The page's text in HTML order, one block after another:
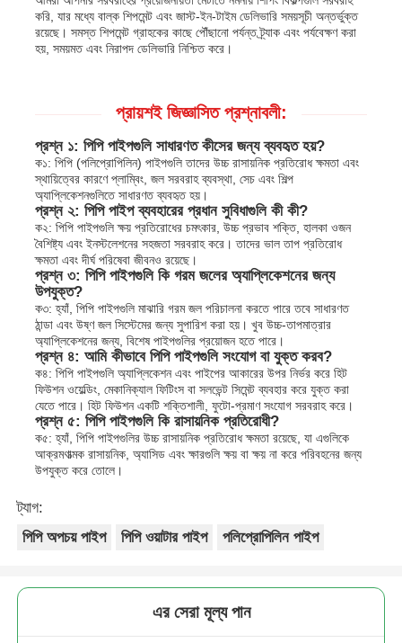
করি, যার মধ্যে বাল্ক শিপমেন্ট এবং জাস্ট-ইন-টাইম ডেলিভারি সময়সূচী অন্তর্ভুক্ত
রয়েছে। সমস্ত শিপমেন্ট গ্রাহকের কাছে পৌঁছানো পর্যন্ত ট্র্যাক এবং পর্যবেক্ষণ করা
হয়, সময়মত এবং নিরাপদ ডেলিভারি নিশ্চিত করে।
প্রায়শই জিজ্ঞাসিত প্রশ্নাবলী:
প্রশ্ন ১: পিপি পাইপগুলি সাধারণত কীসের জন্য ব্যবহৃত হয়?
ক১: পিপি (পলিপ্রোপিলিন) পাইপগুলি তাদের উচ্চ রাসায়নিক প্রতিরোধ ক্ষমতা এবং
স্থায়িত্বের কারণে প্লাম্বিং, জল সরবরাহ ব্যবস্থা, সেচ এবং শিল্প
অ্যাপ্লিকেশনগুলিতে সাধারণত ব্যবহৃত হয়।
প্রশ্ন ২: পিপি পাইপ ব্যবহারের প্রধান সুবিধাগুলি কী কী?
ক২: পিপি পাইপগুলি ক্ষয় প্রতিরোধের চমৎকার, উচ্চ প্রভাব শক্তি, হালকা ওজন
বৈশিষ্ট্য এবং ইনস্টলেশনের সহজতা সরবরাহ করে। তাদের ভাল তাপ প্রতিরোধ
ক্ষমতা এবং দীর্ঘ পরিষেবা জীবনও রয়েছে।
প্রশ্ন ৩: পিপি পাইপগুলি কি গরম জলের অ্যাপ্লিকেশনের জন্য
উপযুক্ত?
ক৩: হ্যাঁ, পিপি পাইপগুলি মাঝারি গরম জল পরিচালনা করতে পারে তবে সাধারণত
ঠান্ডা এবং উষ্ণ জল সিস্টেমের জন্য সুপারিশ করা হয়। খুব উচ্চ-তাপমাত্রার
অ্যাপ্লিকেশনের জন্য, বিশেষ পাইপগুলির প্রয়োজন হতে পারে।
প্রশ্ন ৪: আমি কীভাবে পিপি পাইপগুলি সংযোগ বা যুক্ত করব?
ক৪: পিপি পাইপগুলি অ্যাপ্লিকেশন এবং পাইপের আকারের উপর নির্ভর করে হিট
ফিউশন ওয়েল্ডিং, মেকানিক্যাল ফিটিংস বা সলভেন্ট সিমেন্ট ব্যবহার করে যুক্ত করা
যেতে পারে। হিট ফিউশন একটি শক্তিশালী, ফুটো-প্রমাণ সংযোগ সরবরাহ করে।
প্রশ্ন ৫: পিপি পাইপগুলি কি রাসায়নিক প্রতিরোধী?
ক৫: হ্যাঁ, পিপি পাইপগুলির উচ্চ রাসায়নিক প্রতিরোধ ক্ষমতা রয়েছে, যা এগুলিকে
আক্রমণাত্মক রাসায়নিক, অ্যাসিড এবং ক্ষারগুলি ক্ষয় বা ক্ষয় না করে পরিবহনের জন্য
উপযুক্ত করে তোলে।
ট্যাগ:
পিপি অপচয় পাইপ
পিপি ওয়াটার পাইপ পলিপ্রোপিলিন পাইপ
এর সেরা মূল্য পান